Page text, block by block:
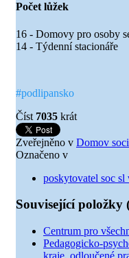
Počet lůžek
16 - Domovy pro osoby
14 - Týdenní stacionáře
#podlipansko
Číst 7035 krát
Zveřejněno v Domov
Označeno v
poskytovatel soc sl
Související položky
Centrum pro
Pedagogicko-
kraje, odloučené